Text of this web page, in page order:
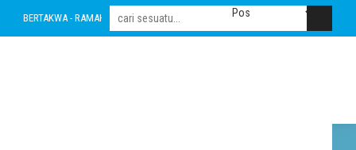
BERTAKWA - RAMAH - INOVATIF - LESTARI - INTEGRITAS - AMANAH - NASIONALIS